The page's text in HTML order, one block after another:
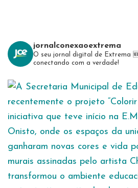
jornalconexaoextrema
O seu jornal digital de Extrema
conectando com a verdade!